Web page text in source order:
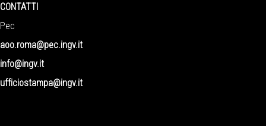
CONTATTI
Pec
aoo.roma@pec.ingv.it
info@ingv.it
ufficiostampa@ingv.it